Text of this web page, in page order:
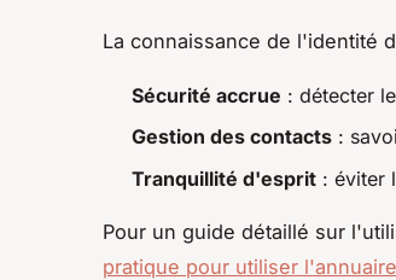
La connaissance de l'identité
Sécurité accrue : détecter
Gestion des contacts :
Tranquillité d'esprit : éviter
Pour un guide détaillé sur
pratique pour utiliser